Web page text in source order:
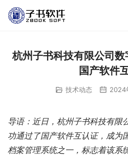
杭州子书科技有限公司
国产软件
技术动态 2024
导语：近日，杭州子书科技有限
功通过了国产软件互认证，成为
档案管理系统之一，标志着该系